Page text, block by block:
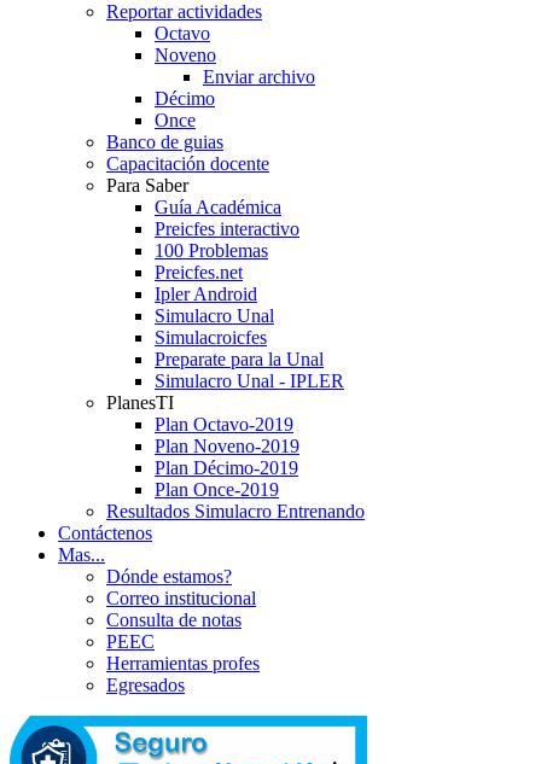
Reportar actividades
Octavo
Noveno
Enviar archivo
Décimo
Once
Banco de guias
Capacitación docente
Para Saber
Guía Académica
Preicfes interactivo
100 Problemas
Preicfes.net
Ipler Android
Simulacro Unal
Simulacroicfes
Preparate para la Unal
Simulacro Unal - IPLER
PlanesTI
Plan Octavo-2019
Plan Noveno-2019
Plan Décimo-2019
Plan Once-2019
Resultados Simulacro Entrenando
Contáctenos
Mas...
Dónde estamos?
Correo institucional
Consulta de notas
PEEC
Herramientas profes
Egresados